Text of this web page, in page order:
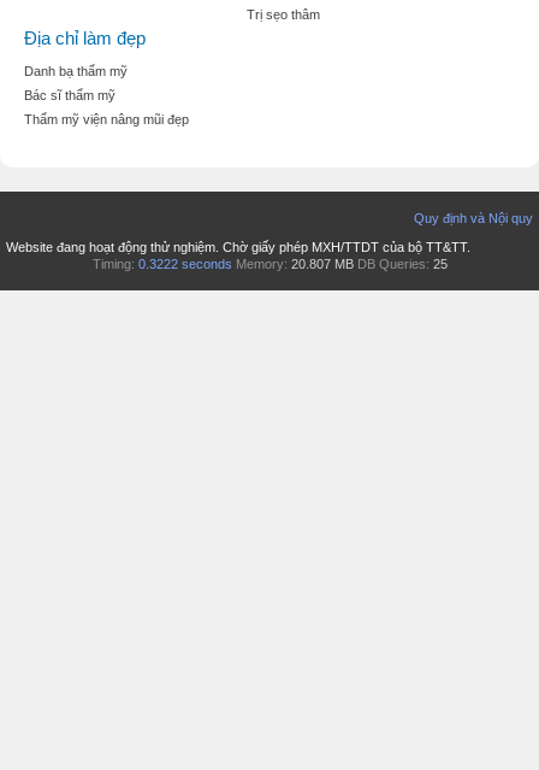
Trị sẹo thâm
Địa chỉ làm đẹp
Danh bạ thẩm mỹ
Bác sĩ thẩm mỹ
Thẩm mỹ viện nâng mũi đẹp
Quy định và Nội quy
Website đang hoạt động thử nghiệm. Chờ giấy phép MXH/TTDT của bộ TT&TT.
Timing: 0.3222 seconds Memory: 20.807 MB DB Queries: 25